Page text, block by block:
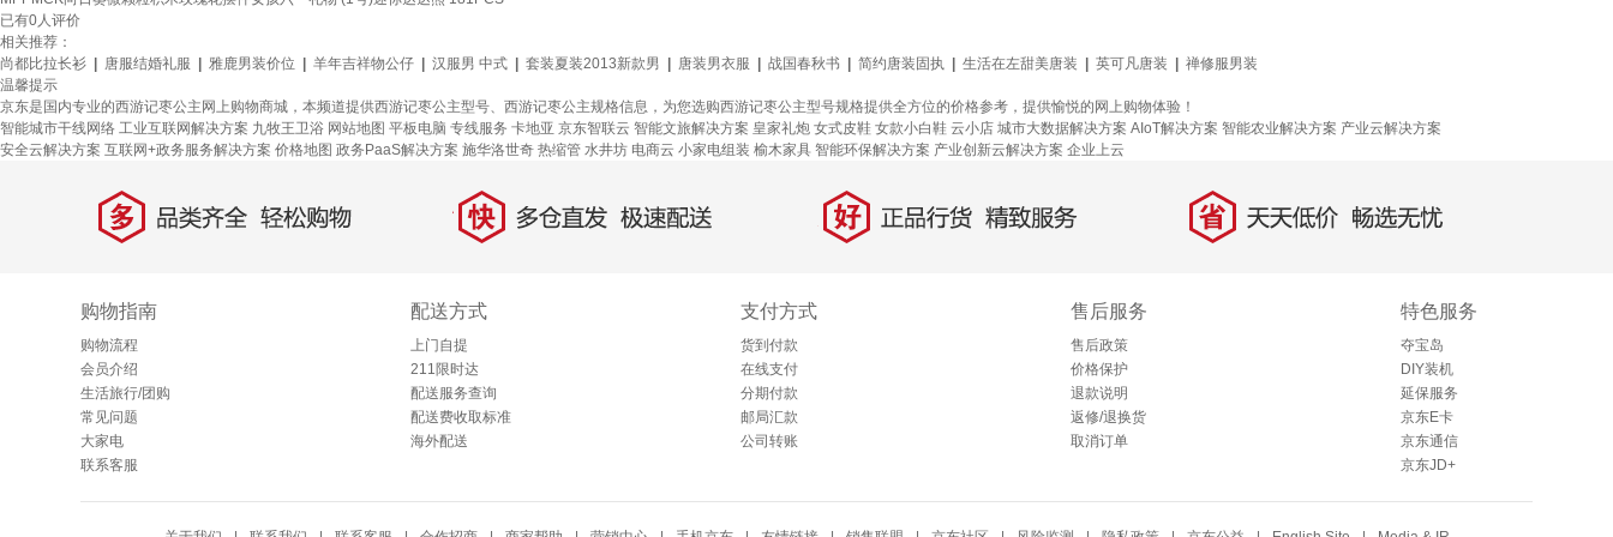
已有0人评价
相关推荐：
尚都比拉长衫
唐服结婚礼服 雅鹿男装价位 羊年吉祥物公仔 汉服男 中式 套装夏装2013新款男 唐装男衣服 战国春秋书 简约唐装固执 生活在左甜美唐装 英可凡唐装
禅修服男装
温馨提示
京东是国内专业的西游记枣公主网上购物商城，本频道提供西游记枣公主型号、西游记枣公主规格信息，为您选购西游记枣公主型号规格提供全方位的价格参考，提供愉悦的网上购物体验！
智能城市干线网络 工业互联网解决方案 九牧王卫浴 网站地图 平板电脑 专线服务 卡地亚 京东智联云 智能文旅解决方案 皇家礼炮 女式皮鞋 女款小白鞋 云小店 城市大数据解决方案 AIoT解决方案 智能农业解决方案 产业云解决方案
安全云解决方案 互联网+政务服务解决方案 价格地图 政务PaaS解决方案 施华洛世奇 热缩管 水井坊 电商云 小家电组装 榆木家具 智能环保解决方案 产业创新云解决方案 企业上云
多 品类齐全，轻松购物 快 多仓直发，极速配送 好 正品行货，精致服务 省 天天低价，畅选无忧
购物指南
购物流程
会员介绍
生活旅行/团购
常见问题
大家电
联系客服
配送方式
上门自提
211限时达
配送服务查询
配送费收取标准
海外配送
支付方式
货到付款
在线支付
分期付款
邮局汇款
公司转账
售后服务
售后政策
价格保护
退款说明
返修/退换货
取消订单
特色服务
夺宝岛
DIY装机
延保服务
京东E卡
京东通信
京东JD+